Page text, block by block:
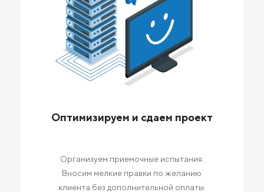
Оптимизируем и сдаем проект
Организуем приемочные испытания.
Вносим мелкие правки по желанию
клиента без дополнительной оплаты.